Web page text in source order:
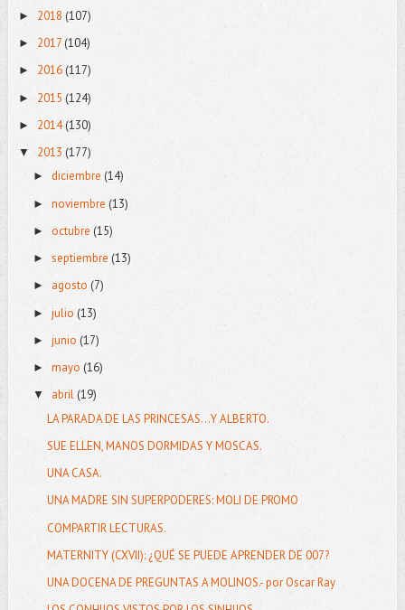
► 2018 (107)
► 2017 (104)
► 2016(117)
► 2015 (124)
► 2014(130)
▼ 2013 (177)
► diciembre (14)
► noviembre (13)
► octubre (15)
► septiembre (13)
► agosto (7)
► julio (13)
► junio (17)
► mayo (16)
▼ abril(19)
LA PARADA DE LAS PRINCESAS...Y ALBERTO.
SUE ELLEN, MANOS DORMIDAS Y MOSCAS.
UNA CASA.
UNA MADRE SIN SUPERPODERES: MOLI DE PROMO
COMPARTIR LECTURAS.
MATERNITY (CXVII): ¿QUÉ SE PUEDE APRENDER DE 007?
UNA DOCENA DE PREGUNTAS A MOLINOS.- por Oscar Ray